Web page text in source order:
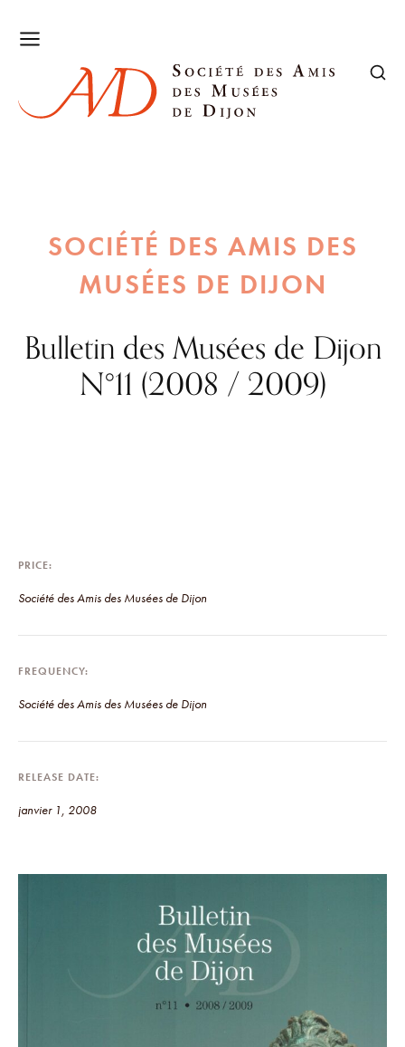
SOCIÉTÉ DES AMIS DES
MUSÉES DE DIJON
Bulletin des Musées de Dijon
N°11 (2008 / 2009)
PRICE
Société des Amis des Musées de Dijon
FREQUENCY
Société des Amis des Musées de Dijon
RELEASE DATE
janvier 1, 2008